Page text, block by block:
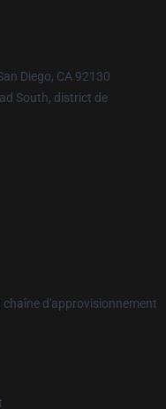
Diego, CA 92130
South, district de
chaîne d'approvisionnement